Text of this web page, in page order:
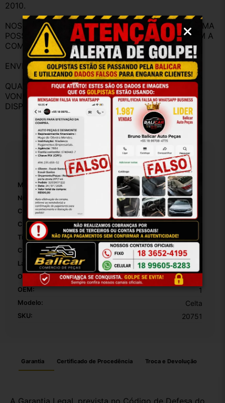
2010.
NOSSO OBJETIVO É TE ATENDER DA MELHOR FORMA
POSSÍVEL PARA QUE VOCÊ FIQUE SATISFEITO COM A
COMPRA
ENVIAMOS AS PEÇAS COM NOTA A FISCAL.
QUALQUER DÚVIDA ANTES DA COMPRA, FIQUE A
VONTADE PARA FAZER PERGUNTAS, ESTAMOS A
DISPOSIÇÃO PARA RESPONDER.
Especificações
Marca: Gm
Número De Peça: 93340988
Cor Do Cinto De Segurança: Preto
Configuração Do Cinto De Segurança: Dianteiro Direito
Tipo De Cinto De Segurança: Reposição Original
Comprimento Do Cinto De Segurança:
Largura Do Cinto De Segurança:
Origem:
OEM: 1
Modelo: Celta
SKU: 20751
Garantia Certificado de Procedência Troca e Devolução